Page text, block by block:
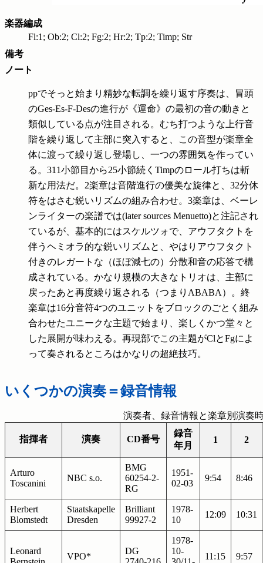
楽器編成
Fl:1; Ob:2; Cl:2; Fg:2; Hr:2; Tp:2; Timp; Str
備考
ノート
ppでそっと始まり精妙な転調を繰り返す序奏は、冒頭
のGes-Es-F-Desの進行が《運命》の最初の音の動きと
類似している点が注目される。むち打つような上行音
階を繰り返して主部に突入すると、この音型が楽章全
体に渡って繰り返し登場し、一つの雰囲気を作ってい
る。311小節目から25小節続くTimpのロール打ちは斬
新な用法だ。2楽章は音階進行の優美な旋律と、32分休
符をはさむ鋭いリズムの組み合わせ。3楽章は、ベーレ
ンライターの楽譜では(later sources Menuetto)と注記され
ているが、基本的にはスケルツォで、アウフタクトを
伴うヘミオラ的な鋭いリズムと、やはりアウフタクト
付きのレガートな（ほぼ減七の）分散和音の応答で構
成されている。かなり規模の大きなトリオは、主部に
戻ったあと再度繰り返される（つまりABABA）。終
楽章は16分音符4つのユニットをブロックのごとく組み
合わせたユニークな主題で始まり、楽しくかつ堂々と
した展開が味わえる。再現部でこの主題がClとFgによ
って奏されるところはかなりの超絶技巧。
いくつかの演奏＝録音情報
演奏者、録音情報と楽章別演奏
指揮者 演奏 CD番号
録音
年月
1 2
Arturo
Toscanini
NBC s.o.
BMG
60254-2-
RG
1951-
02-03
9:54 8:46
Herbert
Blomstedt
Staatskapelle
Dresden
Brilliant
99927-2
1978-
10
12:09 10:31
Leonard
VPO*
DG
1978-
10-
11:15 9:57